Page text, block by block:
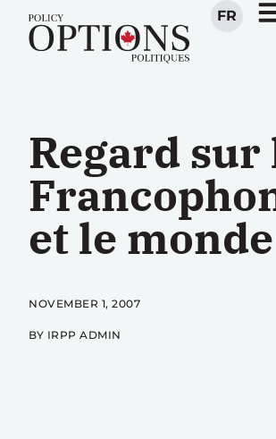
FR
Regard sur
et le monde
NOVEMBER 1, 2007
BY IRPP ADMIN